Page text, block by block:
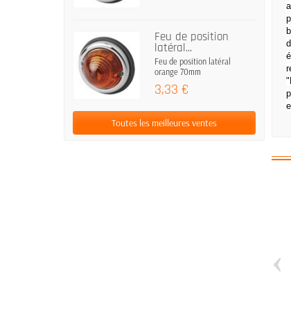
Feu de position
latéral...
Feu de position latéral
orange 70mm
3,33 €
Toutes les meilleures ventes
‹